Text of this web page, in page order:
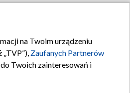
na Twoim urządzeniu
Zaufanych Partnerów
Twoich zainteresowań i